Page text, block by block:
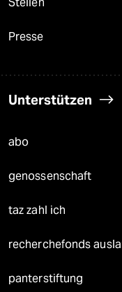
Presse
Unterstützen
abo
genossenschaft
taz zahl ich
recherchefonds
panterstiftung